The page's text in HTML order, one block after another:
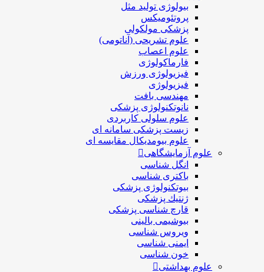
بیولوژی تولید مثل
پروتئومیکس
پزشکی مولکولی
علوم تشریحی (آناتومی)
علوم اعصاب
فارماکولوژی
فیزیولوژی ورزش
فیزیولوژی
مهندسی بافت
نانوتکنولوژی پزشکی
علوم سلولی کاربردی
زیست پزشکی سامانه ای
علوم بیومدیکال مقایسه ای
علوم آزمایشگاهی
انگل شناسی
باکتری شناسی
بیوتکنولوژی پزشکی
ژنتيك پزشکی
قارچ شناسی پزشكی
بیوشیمی بالینی
ویروس شناسی
ایمنی شناسی
خون شناسی
علوم بهداشتی